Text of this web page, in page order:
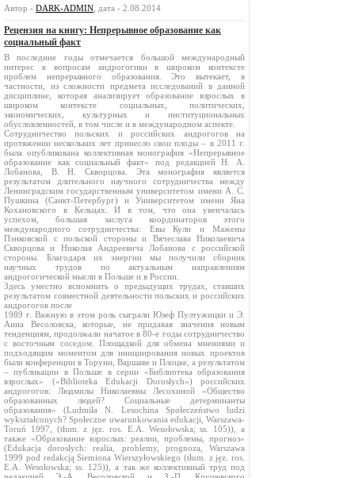
Автор - DARK-ADMIN , дата - 2.08.2014
Рецензия на книгу: Непрерывное образование как
социальный факт
В последние годы отмечается большой международный
интерес к вопросам андрогогики в широком контексте
проблем непрерывного образования. Это вытекает, в
частности, из сложности предмета исследований в данной
дисциплине, которая анализирует образование взрослых в
широком контексте социальных, политических,
экономических, культурных и институциональных
обусловленностей, в том числе и в международном аспекте.
Сотрудничество польских и российских андрогогов на
протяжении нескольких лет принесло свои плоды – в 2011 г.
была опубликована коллективная монография «Непрерывное
образование как социальный факт» под редакцией Н. А.
Лобанова, В. Н. Скворцова. Эта монография является
результатом длительного научного сотрудничества между
Ленинградским государственным университетом имени А. С.
Пушкина (Санкт-Петербург) и Университетом имени Яна
Кохановского в Кельцах. И в том, что она увенчалась
успехом, большая заслуга координаторов этого
международного сотрудничества: Евы Кули и Мажены
Пэнковской с польской стороны и Вячеслава Николаевича
Скворцова и Николая Андреевича Лобанова с российской
стороны. Благодаря их энергии мы получили сборник
научных трудов по актуальным направлениям
андрогогической мысли в Польше и в России.
Здесь уместно вспомнить о предыдущих трудах, ставших
результатом совместной деятельности польских и российских
андрогогов после
1989 г. Важную в этом роль сыграли Юзеф Пултужицки и Э.
Анна Весоловска, которые, не придавая значения новым
тенденциям, продолжали начатое в 80-е годы сотрудничество
с восточным соседом. Площадкой для обмена мнениями и
подходящим моментом для инициирования новых проектов
были конференции в Торуни, Варшаве и Плоцке, а результатом
– публикации в Польше в серии «Библиотека образования
взрослых» («Biblioteka Edukacji Dorosłych») российских
андрогогов: Людмилы Николаевны Лесохиной «Общество
образованных людей? Социальные детерминанты
образования» (Ludmiła N. Lesochina Społeczeństwo ludzi
wykształconych? Społeczne uwarunkowania edukacji, Warszawa-
Toruń 1997, (tłum. z jęz. ros. E.A. Wesołowska; ss. 105)), а
также «Образование взрослых: реалии, проблемы, прогноз»
(Edukacja dorosłych: realia, problemy, prognoza, Warszawa
1999 pod redakcją Siemiona Wierszyłowskiego (tłum. z jęz. ros.
E.A. Wesołowska; ss. 125)), а так же коллективный труд под